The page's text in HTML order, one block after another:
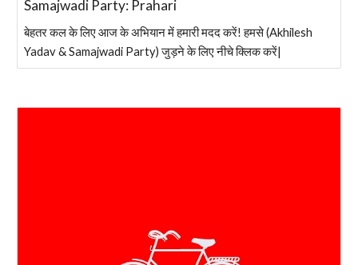
Samajwadi Party: Prahari
बेहतर कल के लिए आज के अभियान में हमारी मदद करें! हमसे (Akhilesh
Yadav & Samajwadi Party) जुड़ने के लिए नीचे क्लिक करें|